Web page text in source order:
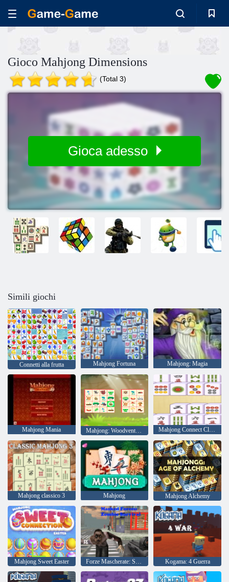
Gioco Mahjong Dimensions
(Total 3)
Gioca adesso
Simili giochi
Connetti alla frutta Mahjong Fortuna Mahjong: Magia
Mahjong Mania Mahjong: Woodventure connect Mahjong Connect Classic
Mahjong classico 3 Mahjong Mahjong Alchemy
Mahjong Sweet Easter Forze Mascherate: Sopravvivenza Zombie Kogama: 4 Guerra